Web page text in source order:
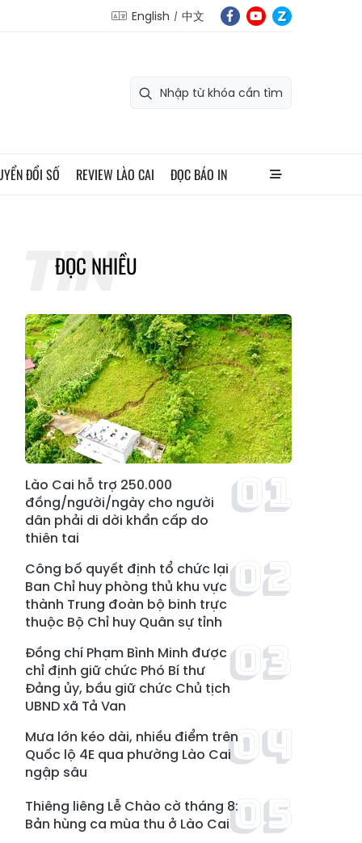
English 中文
ĐỔI SỐ REVIEW LÀO CAI ĐỌC BÁO IN
ĐỌC NHIỀU
Lào Cai hỗ trợ 250.000
đồng/người/ngày cho người
dân phải di dời khẩn cấp do
thiên tai
Công bố quyết định tổ chức lại
Ban Chỉ huy phòng thủ khu vực
thành Trung đoàn bộ binh trực
thuộc Bộ Chỉ huy Quân sự tỉnh
Đồng chí Phạm Bình Minh được
chỉ định giữ chức Phó Bí thư
Đảng ủy, bầu giữ chức Chủ tịch
UBND xã Tả Van
Mưa lớn kéo dài, nhiều điểm trên
Quốc lộ 4E qua phường Lào Cai
ngập sâu
Thiêng liêng Lễ Chào cờ tháng 8:
Bản hùng ca mùa thu ở Lào Cai